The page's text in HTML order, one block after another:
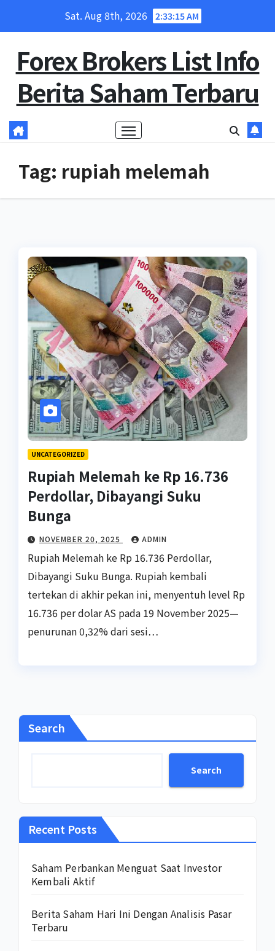
Sat. Aug 8th, 2026 2:33:15 AM
Forex Brokers List Info
Berita Saham Terbaru
Tag: rupiah melemah
UNCATEGORIZED
Rupiah Melemah ke Rp 16.736
Perdollar, Dibayangi Suku
Bunga
NOVEMBER 20, 2025 ADMIN
Rupiah Melemah ke Rp 16.736 Perdollar,
Dibayangi Suku Bunga. Rupiah kembali
tertekan di akhir pekan ini, menyentuh level Rp
16.736 per dolar AS pada 19 November 2025—
penurunan 0,32% dari sesi…
Search
Search
Recent Posts
Saham Perbankan Menguat Saat Investor
Kembali Aktif
Berita Saham Hari Ini Dengan Analisis Pasar
Terbaru